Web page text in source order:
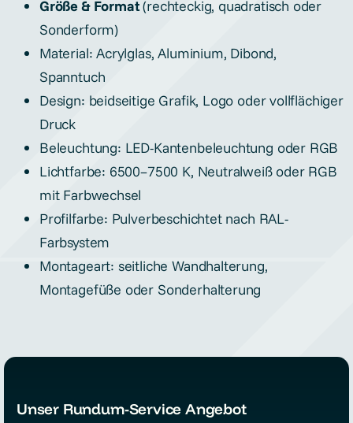
Größe & Format(rechteckig, quadratisch oder
Sonderform)
Material: Acrylglas, Aluminium, Dibond,
Spanntuch
Design: beidseitige Grafik, Logo oder vollflächiger
Druck
Beleuchtung: LED-Kantenbeleuchtung oder RGB
Lichtfarbe: 6500–7500 K, Neutralweiß oder RGB
mit Farbwechsel
Profilfarbe: Pulverbeschichtet nach RAL-
Farbsystem
Montageart: seitliche Wandhalterung,
Montagefüße oder Sonderhalterung
Unser Rundum-Service Angebot